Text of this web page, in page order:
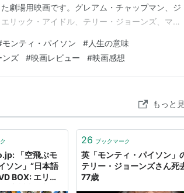
劇場用映画です。グレアム・チャップマン、ジ
リック・アイドル、テリー・ジョーンズ、マイ
ッチ形式で展開します。物語は、人間の体、臓
モンティ・パイソン #人生の意味
ンズ #映画レビュー #映画感想
もっと
「空飛ぶモ
ソン」“日本語
BOX: エリッ
26 ブックマーク
英「モンティ・パイソン」
テリー・ジョーンズさん死
77歳